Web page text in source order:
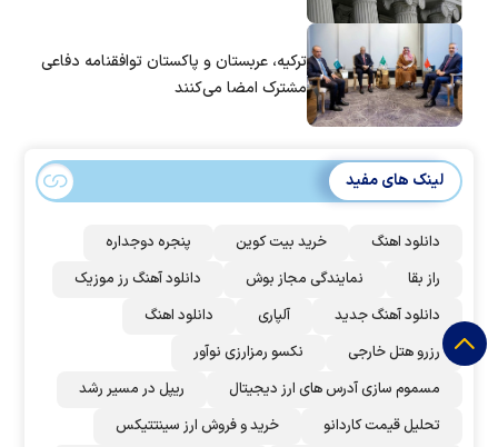
ترکیه، عربستان و پاکستان توافقنامه دفاعی
مشترک امضا می‌کنند
لینک های مفید
دانلود اهنگ خرید بیت کوین
پنجره دوجداره
راز بقا
نمایندگی مجاز بوش
دانلود آهنگ رز‌ موزیک
دانلود آهنگ جدید
آلپاری
دانلود اهنگ
رزرو هتل خارجی
نکسو رمزارزی نوآور
مسموم سازی آدرس های ارز دیجیتال
ریپل در مسیر رشد
تحلیل قیمت کاردانو
خرید و فروش ارز سینتتیکس